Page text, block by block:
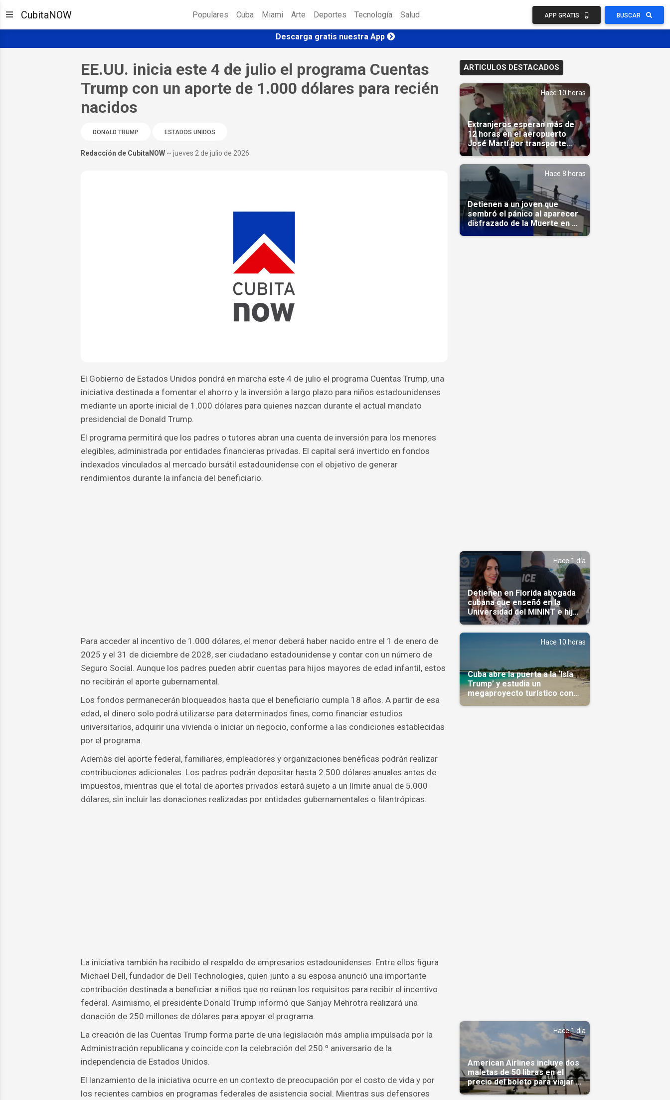
CubitaNOW Populares Cuba Miami Arte Deportes Tecnología Salud APP GRATIS BUSCAR
Descarga gratis nuestra App
EE.UU. inicia este 4 de julio el programa Cuentas
Trump con un aporte de 1.000 dólares para recién
nacidos
DONALD TRUMP ESTADOS UNIDOS
Redacción de CubitaNOW ~ jueves 2 de julio de 2026
El Gobierno de Estados Unidos pondrá en marcha este 4 de julio el programa Cuentas Trump, una
iniciativa destinada a fomentar el ahorro y la inversión a largo plazo para niños estadounidenses
mediante un aporte inicial de 1.000 dólares para quienes nazcan durante el actual mandato
presidencial de Donald Trump.
El programa permitirá que los padres o tutores abran una cuenta de inversión para los menores
elegibles, administrada por entidades financieras privadas. El capital será invertido en fondos
indexados vinculados al mercado bursátil estadounidense con el objetivo de generar
rendimientos durante la infancia del beneficiario.
Para acceder al incentivo de 1.000 dólares, el menor deberá haber nacido entre el 1 de enero de
2025 y el 31 de diciembre de 2028, ser ciudadano estadounidense y contar con un número de
Seguro Social. Aunque los padres pueden abrir cuentas para hijos mayores de edad infantil, estos
no recibirán el aporte gubernamental.
Los fondos permanecerán bloqueados hasta que el beneficiario cumpla 18 años. A partir de esa
edad, el dinero solo podrá utilizarse para determinados fines, como financiar estudios
universitarios, adquirir una vivienda o iniciar un negocio, conforme a las condiciones establecidas
por el programa.
Además del aporte federal, familiares, empleadores y organizaciones benéficas podrán realizar
contribuciones adicionales. Los padres podrán depositar hasta 2.500 dólares anuales antes de
impuestos, mientras que el total de aportes privados estará sujeto a un límite anual de 5.000
dólares, sin incluir las donaciones realizadas por entidades gubernamentales o filantrópicas.
La iniciativa también ha recibido el respaldo de empresarios estadounidenses. Entre ellos figura
Michael Dell, fundador de Dell Technologies, quien junto a su esposa anunció una importante
contribución destinada a beneficiar a niños que no reúnan los requisitos para recibir el incentivo
federal. Asimismo, el presidente Donald Trump informó que Sanjay Mehrotra realizará una
donación de 250 millones de dólares para apoyar el programa.
La creación de las Cuentas Trump forma parte de una legislación más amplia impulsada por la
Administración republicana y coincide con la celebración del 250.º aniversario de la
independencia de Estados Unidos.
El lanzamiento de la iniciativa ocurre en un contexto de preocupación por el costo de vida y por
los recientes cambios en programas federales de asistencia social. Mientras sus defensores
ARTICULOS DESTACADOS
Hace 10 horas
Extranjeros esperan más de
12 horas en el aeropuerto
José Martí por transporte
reservado semanas
antes(Video)
Hace 8 horas
Detienen a un joven que
sembró el pánico al aparecer
disfrazado de la Muerte en un
Hace 1 día
Detienen en Florida abogada
cubana que enseñó en la
Universidad del MININT e hija
de diplomático cubano
Hace 10 horas
Cuba abre la puerta a la ‘Isla
Trump’ y estudia un
megaproyecto turístico con
capital árabe
Hace 1 día
American Airlines incluye dos
maletas de 50 libras en el
precio del boleto para viajar a
Cuba en agosto